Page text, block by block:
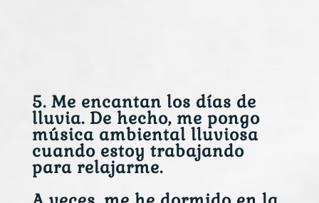
5. Me encantan los días de
lluvia. De hecho, me pongo
música ambiental lluviosa
cuando estoy trabajando
para relajarme.